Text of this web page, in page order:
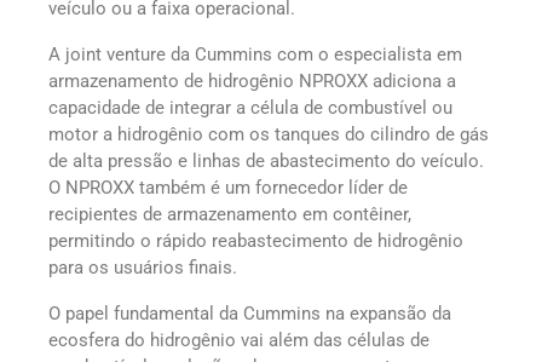
veículo ou a faixa operacional.
A joint venture da Cummins com o especialista em
armazenamento de hidrogênio NPROXX adiciona a
capacidade de integrar a célula de combustível ou
motor a hidrogênio com os tanques do cilindro de gás
de alta pressão e linhas de abastecimento do veículo.
O NPROXX também é um fornecedor líder de
recipientes de armazenamento em contêiner,
permitindo o rápido reabastecimento de hidrogênio
para os usuários finais.
O papel fundamental da Cummins na expansão da
ecosfera do hidrogênio vai além das células de